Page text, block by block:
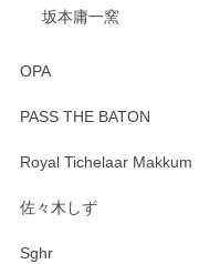
坂本庸一窯
OPA
PASS THE BATON
Royal Tichelaar Makkum
佐々木しず
Sghr